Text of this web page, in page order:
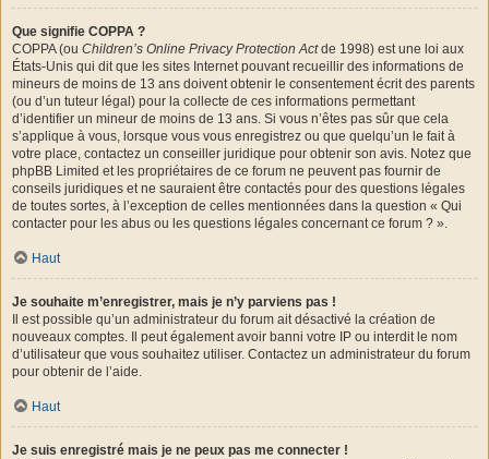
Que signifie COPPA ?
COPPA (ou Children’s Online Privacy Protection Actde 1998) est une loi aux
États-Unis qui dit que les sites Internet pouvant recueillir des informations de
mineurs de moins de 13 ans doivent obtenir le consentement écrit des parents
(ou d’un tuteur légal) pour la collecte de ces informations permettant
d’identifier un mineur de moins de 13 ans. Si vous n’êtes pas sûr que cela
s’applique à vous, lorsque vous vous enregistrez ou que quelqu’un le fait à
votre place, contactez un conseiller juridique pour obtenir son avis. Notez que
phpBB Limited et les propriétaires de ce forum ne peuvent pas fournir de
conseils juridiques et ne sauraient être contactés pour des questions légales
de toutes sortes, à l’exception de celles mentionnées dans la question « Qui
contacter pour les abus ou les questions légales concernant ce forum ? ».
Haut
Je souhaite m’enregistrer, mais je n’y parviens pas !
Il est possible qu’un administrateur du forum ait désactivé la création de
nouveaux comptes. Il peut également avoir banni votre IP ou interdit le nom
d’utilisateur que vous souhaitez utiliser. Contactez un administrateur du forum
pour obtenir de l’aide.
Haut
Je suis enregistré mais je ne peux pas me connecter !